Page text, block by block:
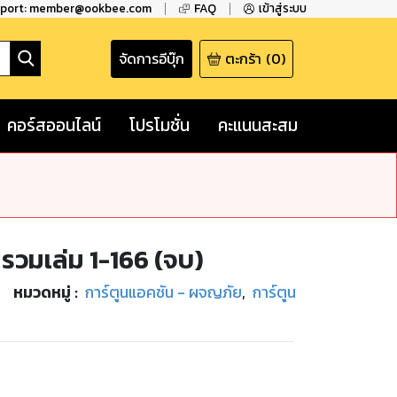
member@ookbee.com FAQ เข้าสู่ระบบ
จัดการอีบุ๊ก ตะกร้า (0)
คอร์สออนไลน์ โปรโมชั่น คะแนนสะสม
มเล่ม 1-166 (จบ)
หมวดหมู่ : การ์ตูนแอคชัน - ผจญภัย, การ์ตูน